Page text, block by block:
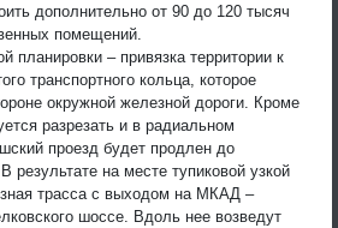
дополнительно от 90 до 120 тысяч
помещений.
планировки – привязка территории к
транспортного кольца, которое
окружной железной дороги. Кроме
разрезать и в радиальном
проезд будет продлен до
результате на месте тупиковой узкой
трасса с выходом на МКАД –
шоссе. Вдоль нее возведут